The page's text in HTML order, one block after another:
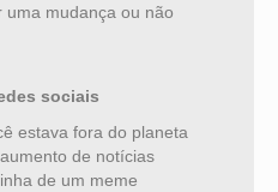
uma mudança ou não
sociais
estava fora do planeta
de notícias
de um meme